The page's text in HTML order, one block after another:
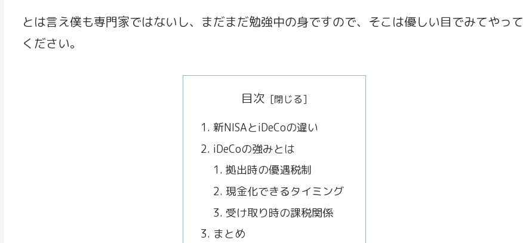
とは言え僕も専門家ではないし、まだまだ勉強中の身ですので、そこは優しい目でみてやって
ください。
目次
新NISAとiDeCoの違い
iDeCoの強みとは
拠出時の優遇税制
現金化できるタイミング
受け取り時の課税関係
まとめ